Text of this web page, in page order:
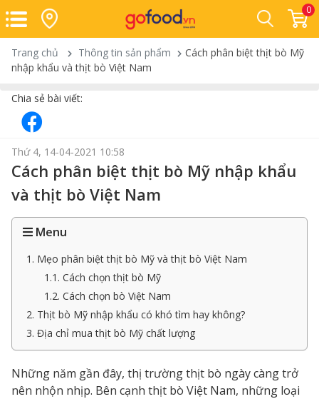
0
Trang chủ Thông tin sản phẩm
Cách phân biệt thịt bò Mỹ
nhập khẩu và thịt bò Việt Nam
Chia sẻ bài viết:
Thứ 4, 14-04-2021 10:58
Cách phân biệt thịt bò Mỹ nhập khẩu
và thịt bò Việt Nam
Menu
1. Mẹo phân biệt thịt bò Mỹ và thịt bò Việt Nam
1.1. Cách chọn thịt bò Mỹ
1.2. Cách chọn bò Việt Nam
2. Thịt bò Mỹ nhập khẩu có khó tìm hay không?
3. Địa chỉ mua thịt bò Mỹ chất lượng
Những năm gần đây, thị trường thịt bò ngày càng trở
nên nhộn nhịp. Bên cạnh thịt bò Việt Nam, những loại